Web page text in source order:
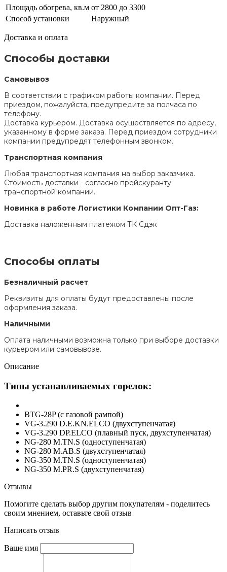
Площадь обогрева, кв.м от 2800 до 3300
Способ установки
Наружный
Доставка и оплата
Способы доставки
Самовывоз
В соответствии с графиком работы компании. Перед
приездом, пожалуйста, предупредите за полчаса по
телефону.
Доставка курьером. Доставка осуществляется по адресу,
указанному в форме заказа. Перед приездом сотрудники
компании предупредят телефонным звонком.
Транспортная компания
Любая транспортная компания на выбор заказчика.
Стоимость доставки - согласно прейскуранту
транспортной компании.
Новинка в работе Логистики Компании Опт-Газ:
Доставка наложенным платежом ТК Сдэк
Способы оплаты
Безналичный расчет
Реквизиты для оплаты будут предоставлены после
оформления заказа.
Наличными
Оплата наличными возможна только при выборе доставки
курьером или самовывозе.
Описание
Типы устанавливаемых горелок:
BTG-28P (с газовой рампой)
VG-3.290 D.E.KN.ELCO (двухступенчатая)
VG-3.290 DP.ELCO (плавный пуск, двухступенчатая)
NG-280 M.TN.S (одноступенчатая)
NG-280 M.AB.S (двухступенчатая)
NG-350 M.TN.S (одноступенчатая)
NG-350 M.PR.S (двухступенчатая)
Отзывы
Помогите сделать выбор другим покупателям - поделитесь
своим мнением, оставьте свой отзыв
Написать отзыв
Ваше имя